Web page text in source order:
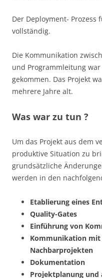
Der Deployment- Prozess
vollständig.
Die Kommunikation
und Programmleitung
gekommen. Das Projekt
mehrere Jahre alt.
Was war zu tun ?
Um das Projekt aus dem
produktive Situation zu
grundsätzliche
werden in den
Etablierung eines
Quality-Gates
Einführung von
Kommunikation
Nachbarprojekten
Dokumentation
Projektplanung